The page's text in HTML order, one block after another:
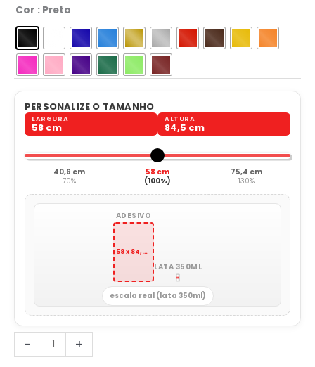
Cor : Preto
PERSONALIZE O TAMANHO
LARGURA
58 cm
ALTURA
84,5 cm
40,6 cm
70%
58 cm
(100%)
75,4 cm
130%
ADESIVO
58 x 84,5 cm
LATA 350ML
escala real (lata 350ml)
-
De
+